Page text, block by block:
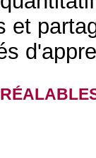
et